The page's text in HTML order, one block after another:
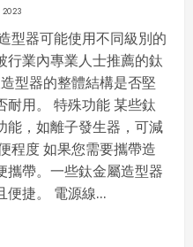
2023
型器可能使用不同級別的
行業內專業人士推薦的鈦
型器的整體結構是否堅
耐用。 特殊功能 某些鈦
能，如離子發生器，可減
程度 如果您需要攜帶造
攜帶。一些鈦金屬造型器
便捷。 電源線...